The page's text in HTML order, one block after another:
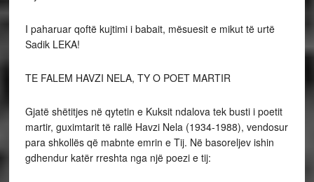
I paharuar qoftë kujtimi i babait, mësuesit e mikut të urtë
Sadik LEKA!
TE FALEM HAVZI NELA, TY O POET MARTIR
Gjatë shëtitjes në qytetin e Kuksit ndalova tek busti i poetit
martir, guximtarit të rallë Havzi Nela (1934-1988), vendosur
para shkollës që mabnte emrin e Tij. Në basoreljev ishin
gdhendur katër rreshta nga një poezi e tij: